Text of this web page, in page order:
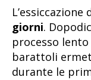
giorni.
processo
barattoli
durante le